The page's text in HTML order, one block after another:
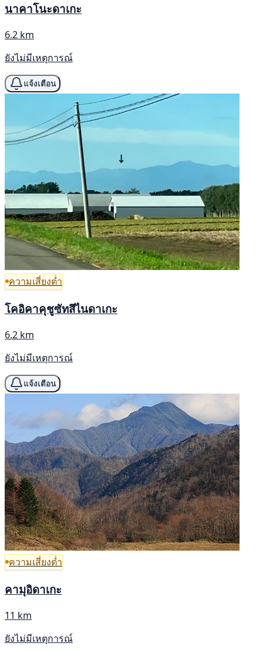
นาคาโนะดาเกะ
6.2 km
ยังไม่มีเหตุการณ์
แจ้งเตือน
ความเสี่ยงต่ำ
โคอิคาคุชูซัทสึไนดาเกะ
6.2 km
ยังไม่มีเหตุการณ์
แจ้งเตือน
ความเสี่ยงต่ำ
คามุอิดาเกะ
11 km
ยังไม่มีเหตุการณ์